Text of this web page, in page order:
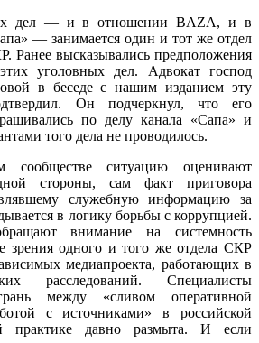
дел — и в отношении BAZA, и в
— занимается один и тот же отдел
Ранее высказывались предположения
уголовных дел. Адвокат господ
в беседе с нашим изданием эту
Он подчеркнул, что его
по делу канала «Сапа» и
того дела не проводилось.
сообществе ситуацию оценивают
стороны, сам факт приговора
служебную информацию за
в логику борьбы с коррупцией.
внимание на системность
зрения одного и того же отдела СКР
медиапроекта, работающих в
расследований. Специалисты
между «сливом оперативной
с источниками» в российской
практике давно размыта. И если